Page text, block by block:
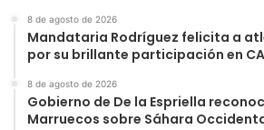
8 de agosto de 2026
Mandataria Rodríguez felicita a
por su brillante participación en
8 de agosto de 2026
Gobierno de De la Espriella
Marruecos sobre Sáhara